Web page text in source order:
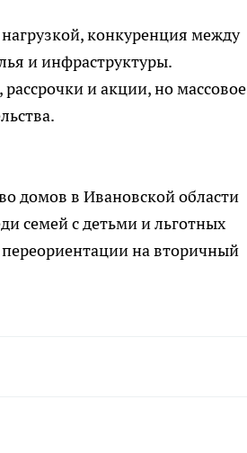
конкуренция между
и инфраструктуры.
и акции, но массовое
домов в Ивановской области
семей с детьми и льготных
на вторичный